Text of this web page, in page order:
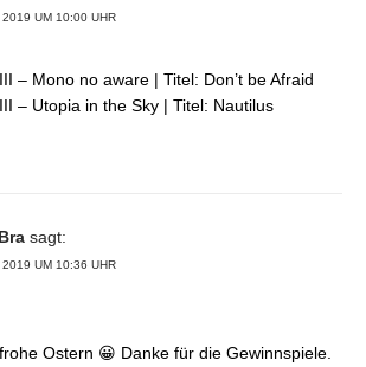
UM 10:00 UHR
– Mono no aware | Titel: Don’t be Afraid
– Utopia in the Sky | Titel: Nautilus
sagt:
UM 10:36 UHR
Ostern 😀 Danke für die Gewinnspiele.